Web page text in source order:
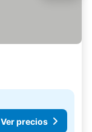
Ver precios